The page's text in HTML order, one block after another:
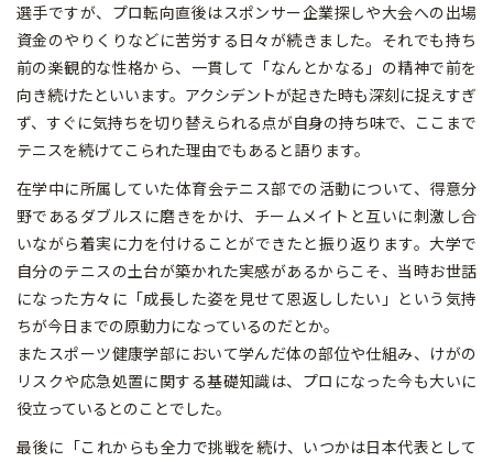
選手ですが、プロ転向直後はスポンサー企業探しや大会への出場
資金のやりくりなどに苦労する日々が続きました。それでも持ち
前の楽観的な性格から、一貫して「なんとかなる」の精神で前を
向き続けたといいます。アクシデントが起きた時も深刻に捉えすぎ
ず、すぐに気持ちを切り替えられる点が自身の持ち味で、ここまで
テニスを続けてこられた理由でもあると語ります。
在学中に所属していた体育会テニス部での活動について、得意分
野であるダブルスに磨きをかけ、チームメイトと互いに刺激し合
いながら着実に力を付けることができたと振り返ります。大学で
自分のテニスの土台が築かれた実感があるからこそ、当時お世話
になった方々に「成長した姿を見せて恩返ししたい」という気持
ちが今日までの原動力になっているのだとか。
またスポーツ健康学部において学んだ体の部位や仕組み、けがの
リスクや応急処置に関する基礎知識は、プロになった今も大いに
役立っているとのことでした。
最後に「これからも全力で挑戦を続け、いつかは日本代表として